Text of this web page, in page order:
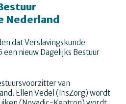
Nederland
dat Verslavingskunde
een nieuw Dagelijks Bestuur
van
Ellen Vedel (IrisZorg) wordt